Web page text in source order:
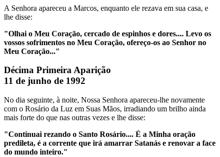
A Senhora apareceu a Marcos, enquanto ele rezava em sua casa, e
lhe disse:
"Olhai o Meu Coração, cercado de espinhos e dores.... Levo os
vossos sofrimentos no Meu Coração, ofereço-os ao Senhor no
Meu Coração..."
Décima Primeira Aparição
11 de junho de 1992
No dia seguinte, à noite, Nossa Senhora apareceu-lhe novamente
com o Rosário da Luz em Suas Mãos, irradiando um brilho ainda
mais forte do que nas outras vezes e lhe disse:
"Continuai rezando o Santo Rosário.... É a Minha oração
predileta, é a corrente que irá amarrar Satanás e renovar a face
do mundo inteiro."